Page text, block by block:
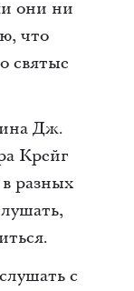
они ни
что
святые
Дж.
Крейг
разных
с